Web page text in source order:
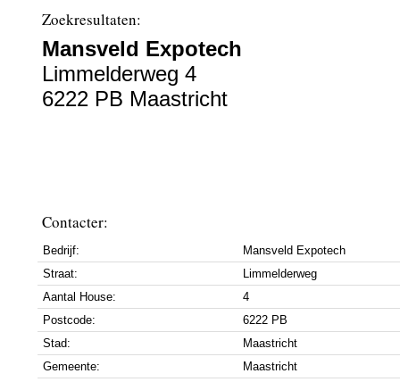
Zoekresultaten:
Mansveld Expotech
Limmelderweg 4
6222 PB Maastricht
Contacter:
Bedrijf:
Mansveld Expotech
Straat:
Limmelderweg
Aantal House:
4
Postcode:
6222 PB
Stad:
Maastricht
Gemeente:
Maastricht